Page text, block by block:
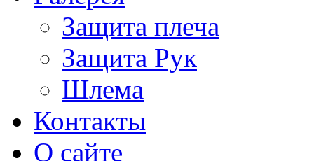
Защита плеча
Защита Рук
Шлема
Контакты
О сайте